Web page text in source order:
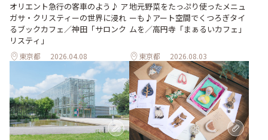
オリエント急行の客車のよう♪ ア
ガサ・クリスティーの世界に浸れ
るブックカフェ／神田「サロンク
リスティ」
東京都 2026.04.08
地元野菜をたっぷり使ったメニュ
ーも♪アート空間でくつろぎタイ
ムを／高円寺「まぁるいカフェ」
東京都 2026.08.03